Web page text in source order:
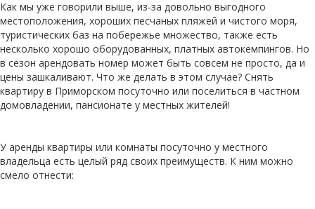
Как мы уже говорили выше, из-за довольно выгодного
местоположения, хороших песчаных пляжей и чистого моря,
туристических баз на побережье множество, также есть
несколько хорошо оборудованных, платных автокемпингов. Но
в сезон арендовать номер может быть совсем не просто, да и
цены зашкаливают. Что же делать в этом случае? Снять
квартиру в Приморском посуточно или поселиться в частном
домовладении, пансионате у местных жителей!
У аренды квартиры или комнаты посуточно у местного
владельца есть целый ряд своих преимуществ. К ним можно
смело отнести: